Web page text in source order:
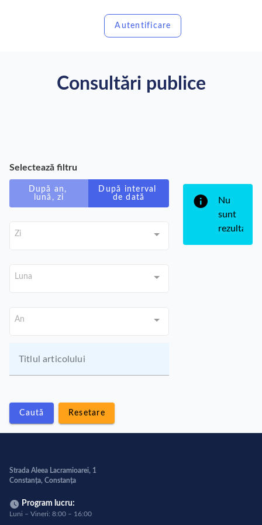
Autentificare
Consultări publice
Selectează filtru
După an,
lună, zi
După interval
de dată
Zi
Luna
An
Titlul articolului
Caută Resetare
Nu
sunt
rezultate
Strada Aleea Lacramioarei, 1
Constanța, Constanța
Program lucru:
Luni – Vineri: 8:00 – 16:00